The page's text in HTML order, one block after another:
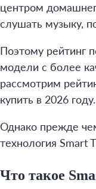
центром
слушать музыку,
Поэтому рейтинг
модели с более
рассмотрим
купить в 2026 году.
Однако прежде
технология Smart
Что такое